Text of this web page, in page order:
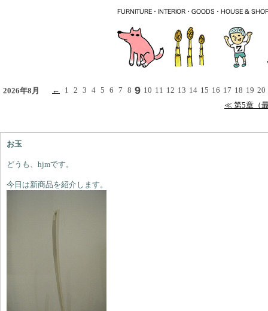
2026年8月 ← 1 2 3 4 5 6 7 8 9 10 11 12 13 14 15 16 17 18 19 20
≪ 第5章（
お玉
どうも、hjmです。
今日は新商品を紹介します。